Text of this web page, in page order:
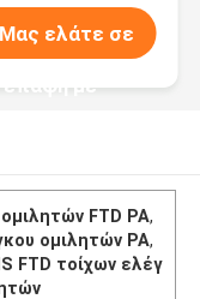
Μας ελάτε σε
επαφή με
FTD PA,
ομιλητών PA,
FTD τοίχων ελέγ